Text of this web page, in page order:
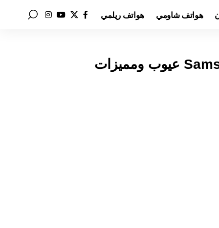
هواتف شاومي هواتف ريلمي